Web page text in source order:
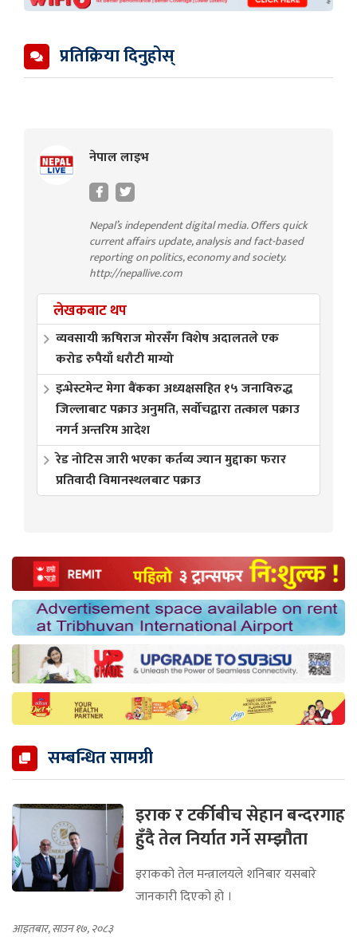
प्रतिक्रिया दिनुहोस्
नेपाल लाइभ
Nepal’s independent digital media. Offers quick
current affairs update, analysis and fact-based
reporting on politics, economy and society.
http://nepallive.com
लेखकबाट थप
व्यवसायी ऋषिराज मोरसँग विशेष अदालतले एक
करोड रुपैयाँ धरौटी माग्यो
इन्भेस्टमेन्ट मेगा बैंकका अध्यक्षसहित १५ जनाविरुद्ध
जिल्लाबाट पक्राउ अनुमति, सर्वोचद्वारा तत्काल पक्राउ
नगर्न अन्तरिम आदेश
रेड नोटिस जारी भएका कर्तव्य ज्यान मुद्दाका फरार
प्रतिवादी विमानस्थलबाट पक्राउ
सम्बन्धित सामग्री
इराक र टर्कीबीच सेहान बन्दरगाह
हुँदै तेल निर्यात गर्ने सम्झौता
इराकको तेल मन्त्रालयले शनिबार यसबारे
जानकारी दिएको हो ।
आइतबार, साउन १७, २०८३